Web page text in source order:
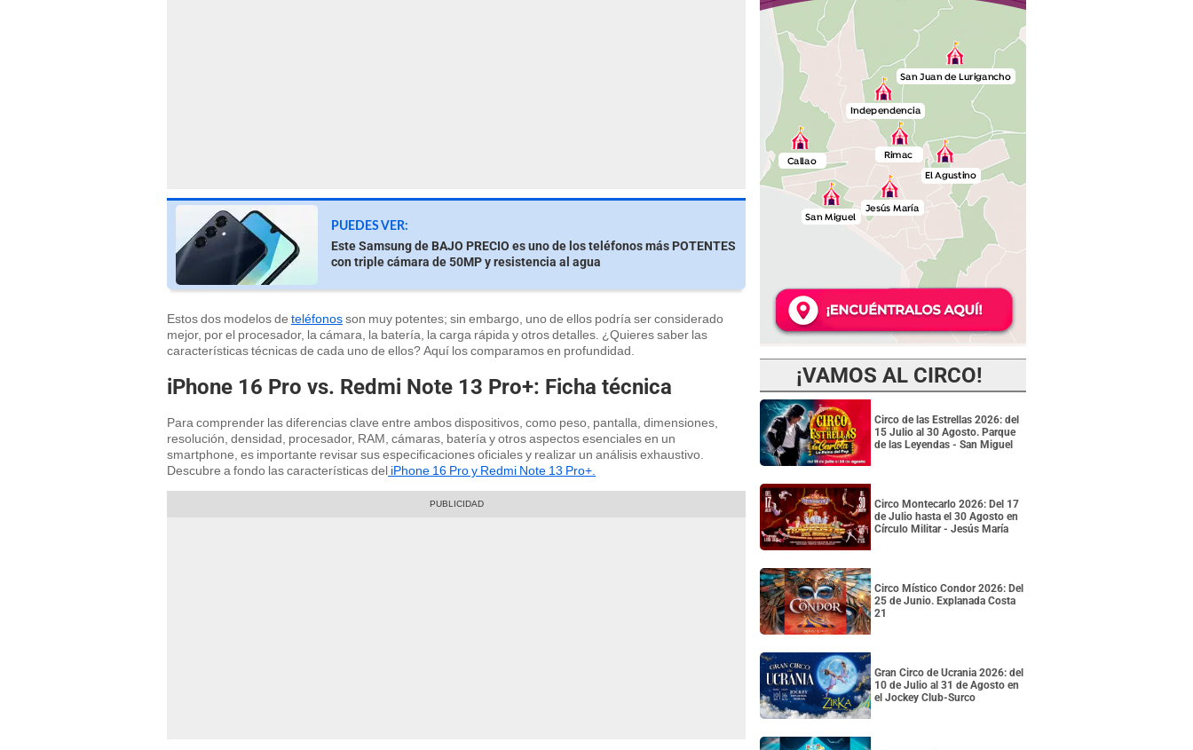
PUEDES VER:
Este Samsung de BAJO PRECIO es uno de los teléfonos más POTENTES
con triple cámara de 50MP y resistencia al agua
Estos dos modelos de teléfonosson muy potentes; sin embargo, uno de ellos podría ser considerado
mejor, por el procesador, la cámara, la batería, la carga rápida y otros detalles. ¿Quieres saber las
características técnicas de cada uno de ellos? Aquí los comparamos en profundidad.
iPhone 16 Pro vs. Redmi Note 13 Pro+: Ficha técnica
Para comprender las diferencias clave entre ambos dispositivos, como peso, pantalla, dimensiones,
resolución, densidad, procesador, RAM, cámaras, batería y otros aspectos esenciales en un
smartphone, es importante revisar sus especificaciones oficiales y realizar un análisis exhaustivo.
Descubre a fondo las características del iPhone 16 Pro y Redmi Note 13 Pro+.
¡VAMOS AL CIRCO!
Circo de las Estrellas 2026: del
15 Julio al 30 Agosto. Parque
de las Leyendas - San Miguel
Circo Montecarlo 2026: Del 17
de Julio hasta el 30 Agosto en
Círculo Militar - Jesús María
Circo Místico Condor 2026: Del
25 de Junio. Explanada Costa
21
Gran Circo de Ucrania 2026: del
10 de Julio al 31 de Agosto en
el Jockey Club-Surco